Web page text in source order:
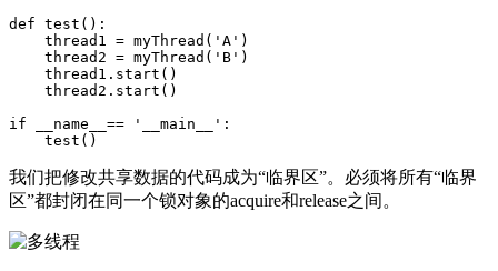
def test():
    thread1 = myThread('A')
    thread2 = myThread('B')
    thread1.start()
    thread2.start()
if __name__== '__main__':
我们把修改共享数据的代码成为“临界区”。必须将所有“临界
区”都封闭在同一个锁对象的acquire和release之间。